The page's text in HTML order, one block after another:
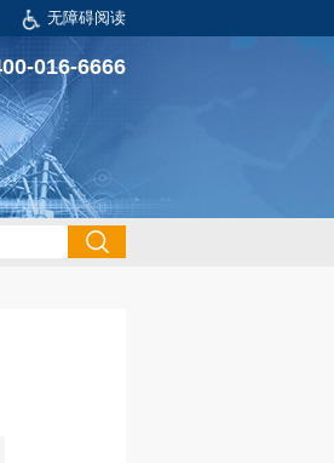
无障碍阅读
016-6666